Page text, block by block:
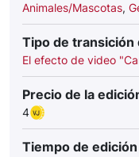
Animales/Mascotas,
Tipo de transición
El efecto de video
Precio de la
4
Tiempo de